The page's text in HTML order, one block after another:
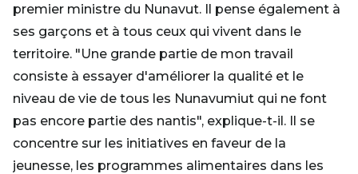
premier ministre du Nunavut. Il pense également à
ses garçons et à tous ceux qui vivent dans le
territoire. "Une grande partie de mon travail
consiste à essayer d'améliorer la qualité et le
niveau de vie de tous les Nunavumiut qui ne font
pas encore partie des nantis", explique-t-il. Il se
concentre sur les initiatives en faveur de la
jeunesse, les programmes alimentaires dans les